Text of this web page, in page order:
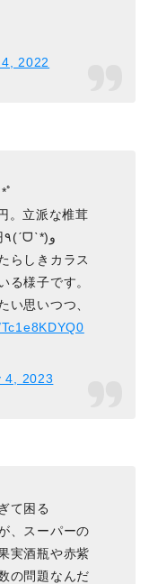
2022
ﾟ
。立派な椎茸
250円。きれいなズッキーニ298円٩(ˊᗜˋ*)و
らしきカラス
る様子です。
い思いつつ、
4, 2023
て困る
、スーパーの
実酒瓶や赤紫
の問題なんだ